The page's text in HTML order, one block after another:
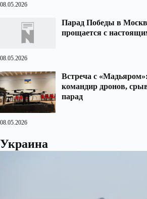
08.05.2026
Парад Победы в
прощается с
08.05.2026
Встреча с
командир дронов,
парад
08.05.2026
Украина